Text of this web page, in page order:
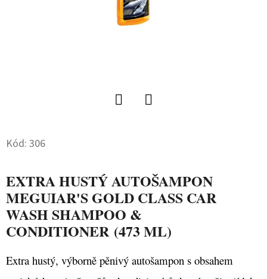
Kód: 306
EXTRA HUSTÝ AUTOŠAMPON
MEGUIAR'S GOLD CLASS CAR
WASH SHAMPOO &
CONDITIONER (473 ML)
Extra hustý, výborně pěnivý autošampon s obsahem
HLEDAT
R
Č
U
J
E
M
E